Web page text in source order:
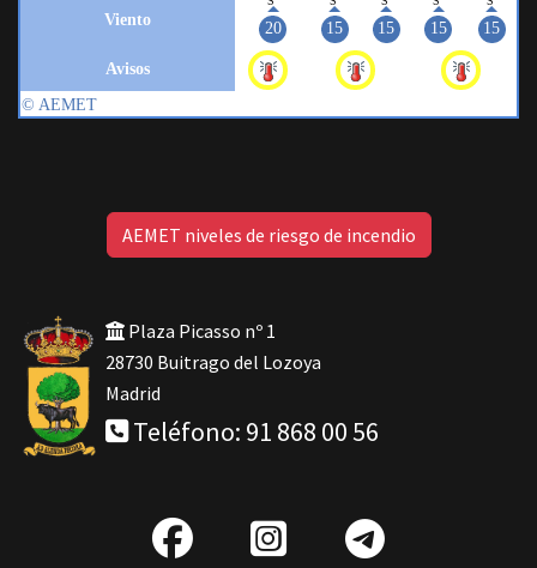
AEMET niveles de riesgo de incendio
Plaza Picasso nº 1
28730 Buitrago del Lozoya
Madrid
Teléfono: 91 868 00 56
fab IG